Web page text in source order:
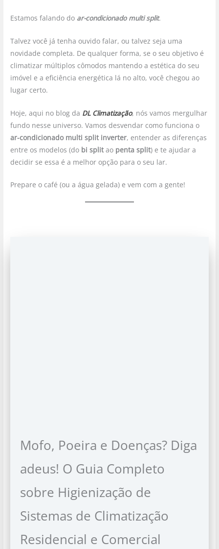
Estamos falando do ar-condicionado multi split.
Talvez você já tenha ouvido falar, ou talvez seja uma
novidade completa. De qualquer forma, se o seu objetivo é
climatizar múltiplos cômodos mantendo a estética do seu
imóvel e a eficiência energética lá no alto, você chegou ao
lugar certo.
Hoje, aqui no blog da DL Climatização, nós vamos mergulhar
fundo nesse universo. Vamos desvendar como funciona o
ar-condicionado multi split inverter, entender as diferenças
entre os modelos (do bi split ao penta split) e te ajudar a
decidir se essa é a melhor opção para o seu lar.
Prepare o café (ou a água gelada) e vem com a gente!
Mofo, Poeira e Doenças? Diga
adeus! O Guia Completo
sobre Higienização de
Sistemas de Climatização
Residencial e Comercial